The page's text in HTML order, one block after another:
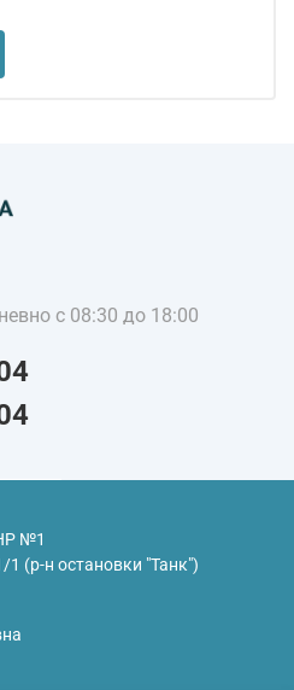
с 08:30 до 18:00
№1
1 (р-н остановки "Танк")